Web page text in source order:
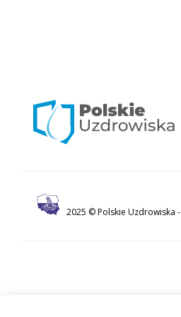
2025 © Polskie Uzdrowiska -